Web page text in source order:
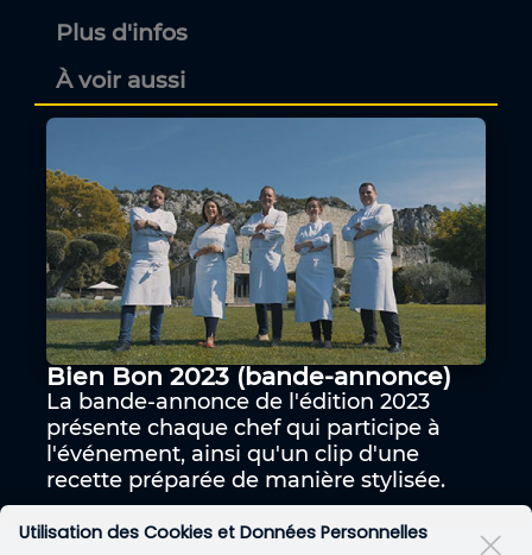
Plus d'infos
À voir aussi
Bien Bon 2023 (bande-annonce)
La bande-annonce de l'édition 2023
présente chaque chef qui participe à
l'événement, ainsi qu'un clip d'une
recette préparée de manière stylisée.
Utilisation des Cookies et Données Personnelles